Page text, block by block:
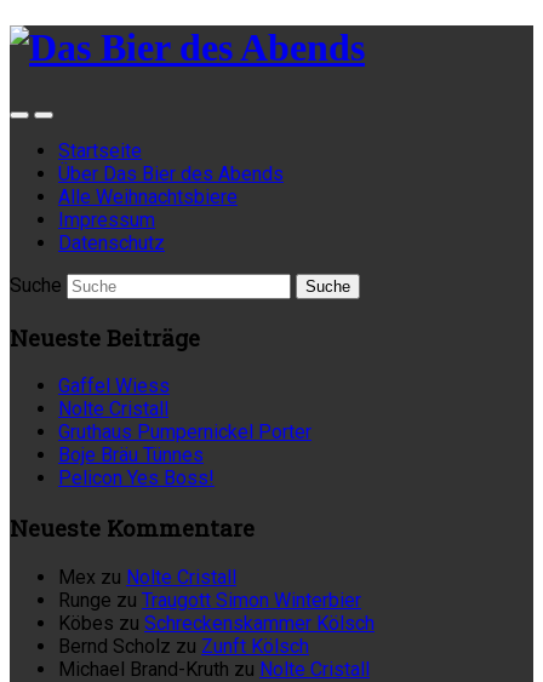
Startseite
Über Das Bier des Abends
Alle Weihnachtsbiere
Impressum
Datenschutz
Suche
Neueste Beiträge
Gaffel Wiess
Nolte Cristall
Gruthaus Pumpernickel Porter
Boje Bräu Tünnes
Pelicon Yes Boss!
Neueste Kommentare
Mex zu Nolte Cristall
Runge zu Traugott Simon Winterbier
Köbes zu Schreckenskammer Kölsch
Bernd Scholz zu Zunft Kölsch
Michael Brand-Kruth zu Nolte Cristall